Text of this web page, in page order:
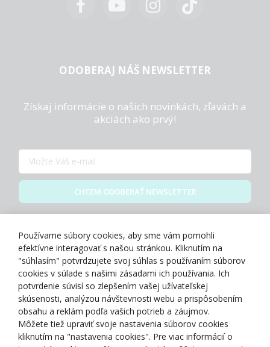
ODOBERAJ NÁŠ NEWSLETTER
Získaj informácie o našich novinkách, zľavách a
akciách ako prvý!
CHCEM ODOBERAŤ NEWSLETTER
O NÁS
NAKUPOVANIE
Používame súbory cookies, aby sme vám pomohli
efektívne interagovať s našou stránkou. Kliknutím na
"súhlasím" potvrdzujete svoj súhlas s používaním súborov
cookies v súlade s našimi zásadami ich používania. Ich
potvrdenie súvisí so zlepšením vašej užívateľskej
skúsenosti, analýzou návštevnosti webu a prispôsobením
obsahu a reklám podľa vašich potrieb a záujmov.
Môžete tiež upraviť svoje nastavenia súborov cookies
kliknutím na "nastavenia cookies". Pre viac informácií o